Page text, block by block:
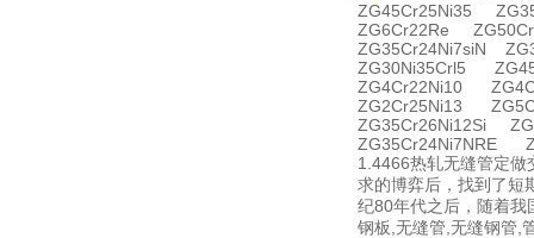
ZG45Cr25Ni35
ZG6Cr22Re
ZG35Cr24Ni7siN
ZG30Ni35Crl5
ZG4Cr22Ni10
ZG2Cr25Ni13
ZG35Cr26Ni12Si
ZG35Cr24Ni7NRE
1.4466热轧无缝管定
求的博弈后，找到了
纪80年代之后，随着我
钢板,无缝管,无缝钢管,